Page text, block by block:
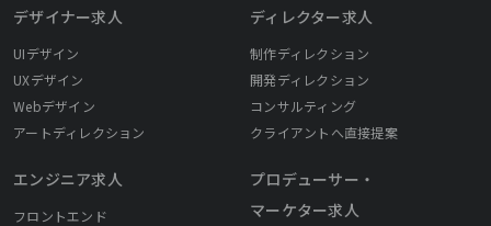
デザイナー求人
UIデザイン
UXデザイン
Webデザイン
アートディレクション
エンジニア求人
フロントエンド
ディレクター求人
制作ディレクション
開発ディレクション
コンサルティング
クライアントへ直接提案
プロデューサー・
マーケター求人